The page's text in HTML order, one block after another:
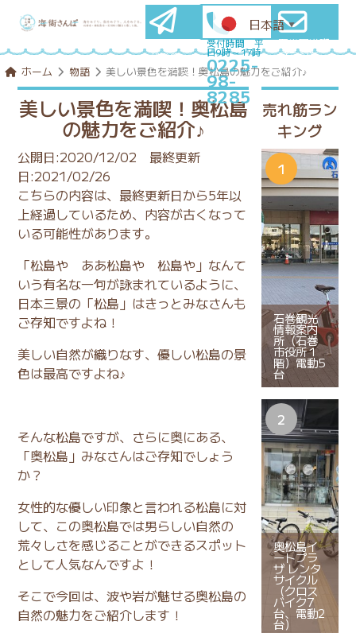
メールマ
ガ登録
はこちら
受付時間 平
日9時～17時
0225-
98-
8285
石巻圏満喫
プランを
コンシェル
ジュに相談
ホーム 物語 美しい景色を満喫！奥松島の魅力をご紹介♪
美しい景色を満喫！奥松島
の魅力をご紹介♪
公開日:2020/12/02 最終更新
日:2021/02/26
こちらの内容は、最終更新日から5年以
上経過しているため、内容が古くなって
いる可能性があります。
「松島や ああ松島や 松島や」なんて
いう有名な一句が詠まれているように、
日本三景の「松島」はきっとみなさんも
ご存知ですよね！
美しい自然が織りなす、優しい松島の景
色は最高ですよね♪
そんな松島ですが、さらに奥にある、
「奥松島」みなさんはご存知でしょう
か？
女性的な優しい印象と言われる松島に対
して、この奥松島では男らしい自然の
荒々しさを感じることができるスポット
として人気なんですよ！
そこで今回は、波や岩が魅せる奥松島の
自然の魅力をご紹介します！
売れ筋ラン
キング
石巻観光
情報案内
所（石巻
市役所１
階）電動5
台
奥松島イ
ートプラ
ザ レンタ
サイクル
（クロス
バイク7
台、電動2
台）
日本語 ▼